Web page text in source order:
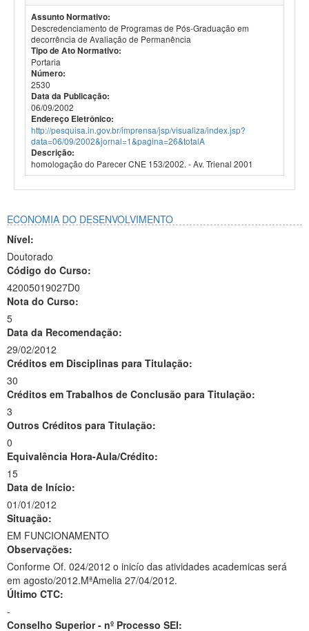
Assunto Normativo:
Descredenciamento de Programas de Pós-Graduação em
decorrência de Avaliação de Permanência
Tipo de Ato Normativo:
Portaria
Número:
2530
Data da Publicação:
06/09/2002
Endereço Eletrônico:
http://pesquisa.in.gov.br/imprensa/jsp/visualiza/index.jsp?
data=06/09/2002&jornal=1&pagina=26&totalA
Descrição:
homologação do Parecer CNE 153/2002. - Av. Trienal 2001
ECONOMIA DO DESENVOLVIMENTO
Nível:
Doutorado
Código do Curso:
42005019027D0
Nota do Curso:
5
Data da Recomendação:
29/02/2012
Créditos em Disciplinas para Titulação:
30
Créditos em Trabalhos de Conclusão para Titulação:
3
Outros Créditos para Titulação:
0
Equivalência Hora-Aula/Crédito:
15
Data de Início:
01/01/2012
Situação:
EM FUNCIONAMENTO
Observações:
Conforme Of. 024/2012 o inicío das atividades academicas será
em agosto/2012.MªAmelia 27/04/2012.
Último CTC:
-
Conselho Superior - nº Processo SEI: